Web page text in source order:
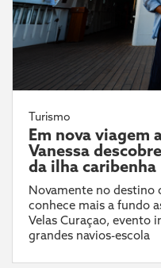
Turismo
Em nova viagem
Vanessa
da ilha caribenha
Novamente no destino
conhece mais a fundo
Velas Curaçao, evento
grandes navios-escola